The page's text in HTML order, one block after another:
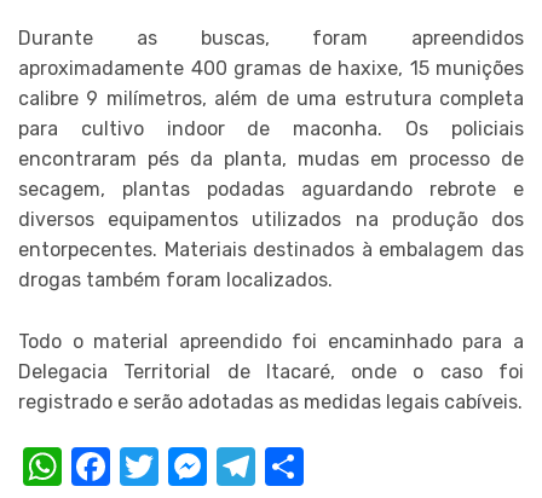
Durante as buscas, foram apreendidos
aproximadamente 400 gramas de haxixe, 15 munições
calibre 9 milímetros, além de uma estrutura completa
para cultivo indoor de maconha. Os policiais
encontraram pés da planta, mudas em processo de
secagem, plantas podadas aguardando rebrote e
diversos equipamentos utilizados na produção dos
entorpecentes. Materiais destinados à embalagem das
drogas também foram localizados.
Todo o material apreendido foi encaminhado para a
Delegacia Territorial de Itacaré, onde o caso foi
registrado e serão adotadas as medidas legais cabíveis.
WhatsApp
Facebook
Twitter
Messenger
Telegram